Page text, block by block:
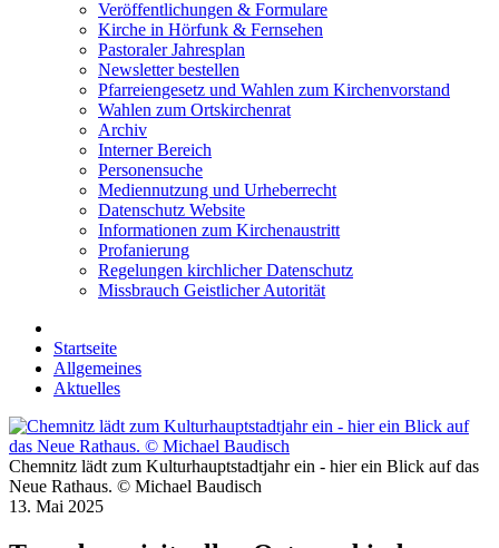
Veröffentlichungen & Formulare
Kirche in Hörfunk & Fernsehen
Pastoraler Jahresplan
Newsletter bestellen
Pfarreiengesetz und Wahlen zum Kirchenvorstand
Wahlen zum Ortskirchenrat
Archiv
Interner Bereich
Personensuche
Mediennutzung und Urheberrecht
Datenschutz Website
Informationen zum Kirchenaustritt
Profanierung
Regelungen kirchlicher Datenschutz
Missbrauch Geistlicher Autorität
Startseite
Allgemeines
Aktuelles
Chemnitz lädt zum Kulturhauptstadtjahr ein - hier ein Blick auf das
Neue Rathaus. © Michael Baudisch
13. Mai 2025